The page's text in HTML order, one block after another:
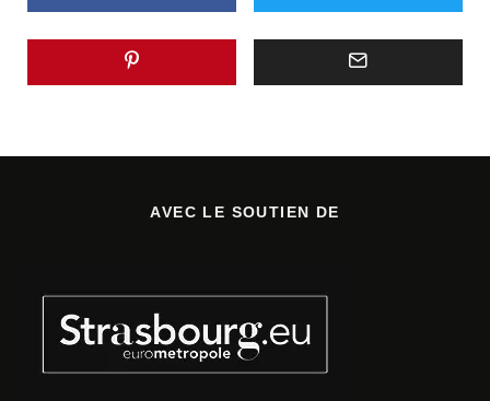
AVEC LE SOUTIEN DE